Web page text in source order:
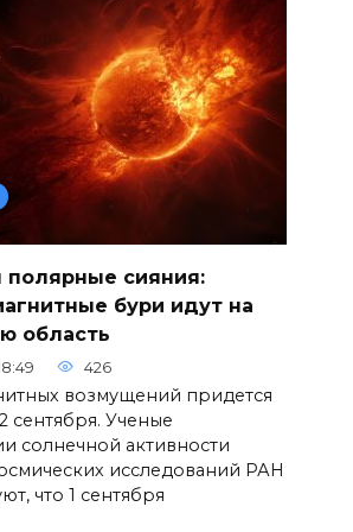
сияния:
бури идут на
область
426
возмущений придется
сентября. Ученые
солнечной активности
исследований РАН
что 1 сентября